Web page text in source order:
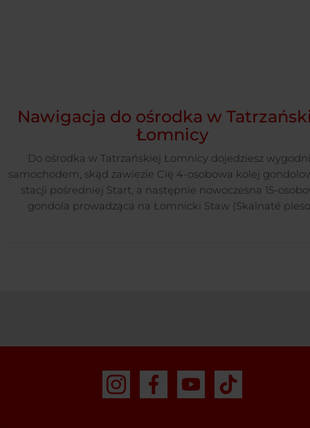
Nawigacja do ośrodka w
Łomnicy
Do ośrodka w Tatrzańskiej Łomnicy dojedziesz
samochodem, skąd zawiezie Cię 4-osobowa kolej
stacji pośredniej Start, a następnie nowoczesna 15-
gondola prowadząca na Łomnicki Staw (Skalnaté